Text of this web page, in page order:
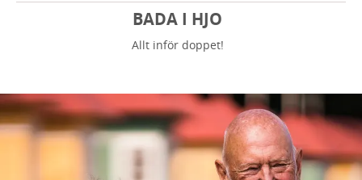
BADA I HJO
Allt inför doppet!